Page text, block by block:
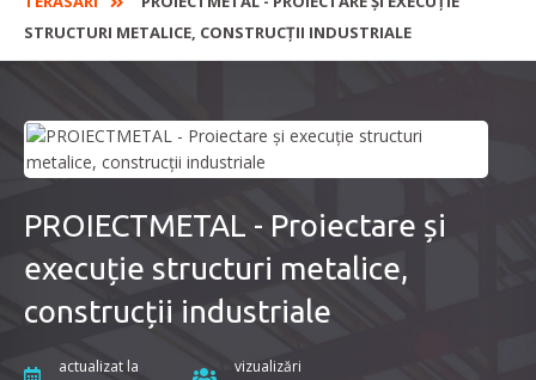
STRUCTURI METALICE, CONSTRUCȚII INDUSTRIALE
PROIECTMETAL - Proiectare și
execuție structuri metalice,
construcții industriale
actualizat la
vizualizări